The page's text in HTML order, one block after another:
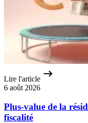
Lire l'article
6 août 2026
Plus-value de la
fiscalité